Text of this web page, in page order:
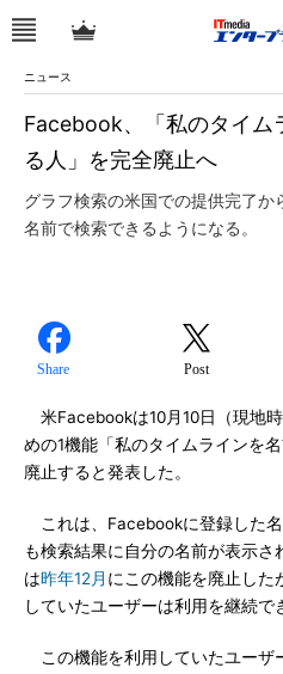
ニュース
Facebook、「私のタイム
る人」を完全廃止へ
グラフ検索の米国での提供完了か
名前で検索できるようになる。
Share Post
米Facebookは10月10日（現地
めの1機能「私のタイムラインを
廃止すると発表した。
これは、Facebookに登録した
も検索結果に自分の名前が表示
は昨年12月 にこの機能を廃止した
していたユーザーは利用を継続で
この機能を利用していたユーザ